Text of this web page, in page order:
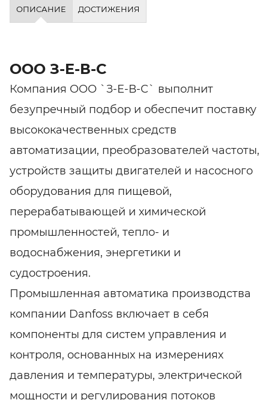
ОПИСАНИЕ ДОСТИЖЕНИЯ
ООО З-Е-В-С
Компания ООО `З-Е-В-С` выполнит
безупречный подбор и обеспечит поставку
высококачественных средств
автоматизации, преобразователей частоты,
устройств защиты двигателей и насосного
оборудования для пищевой,
перерабатывающей и химической
промышленностей, тепло- и
водоснабжения, энергетики и
судостроения.
Промышленная автоматика производства
компании Danfoss включает в себя
компоненты для систем управления и
контроля, основанных на измерениях
давления и температуры, электрической
мощности и регулирования потоков